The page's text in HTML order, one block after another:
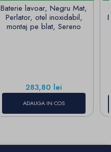
Baterie lavoar, Negru Mat,
Perlator, otel inoxidabil,
montaj pe blat, Sereno
Pret
283,80 lei
ADAUGA IN COS